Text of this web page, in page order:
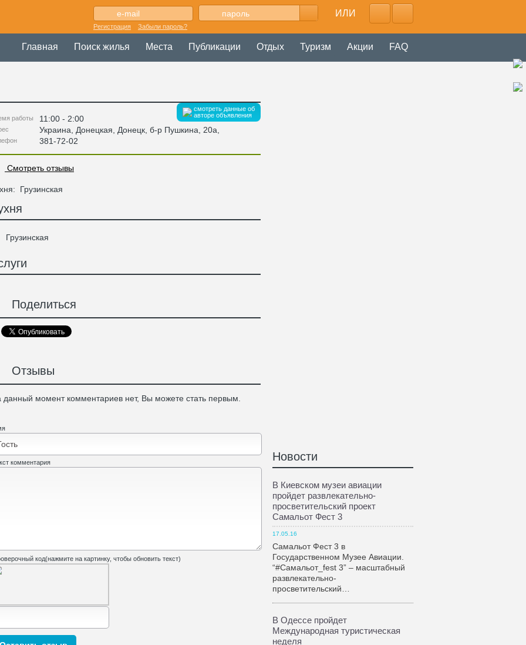
ИЛИ
Регистрация Забыли пароль?
Главная Поиск жилья Места Публикации Отдых Туризм Акции FAQ
смотреть данные об
авторе объявления
работы 11:00 - 2:00
Украина Донецкая , Донецк, б-р Пушкина, 20а
381-72-02
Смотреть отзывы
Грузинская
Грузинская
Поделиться
Отзывы
данный момент комментариев нет, Вы можете стать первым.
комментария
код(нажмите на картинку, чтобы обновить текст)
Новости
В Киевском музеи авиации
пройдет развлекательно-
просветительский проект
Самальот Фест 3
17.05.16
Самальот Фест 3 в
Государственном Музее Авиации.
“#Самальот_fest 3” – масштабный
развлекательно-
просветительский…
В Одессе пройдет
Международная туристическая
неделя